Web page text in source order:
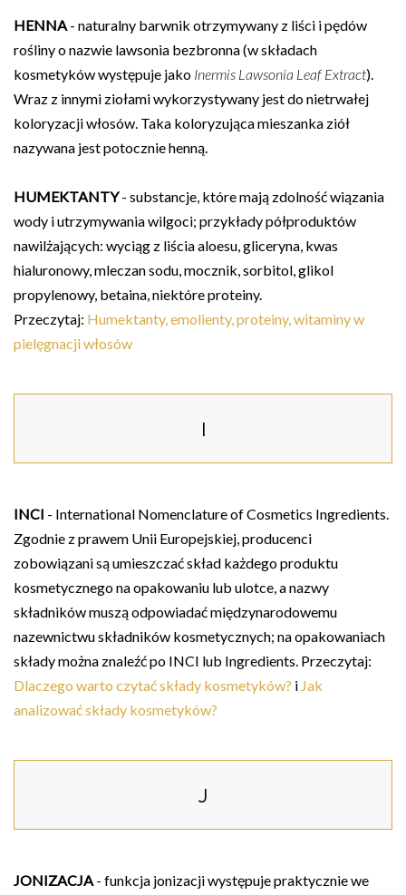
HENNA - naturalny barwnik otrzymywany z liści i pędów
rośliny o nazwie lawsonia bezbronna (w składach
kosmetyków występuje jako Inermis Lawsonia Leaf Extract).
Wraz z innymi ziołami wykorzystywany jest do nietrwałej
koloryzacji włosów. Taka koloryzująca mieszanka ziół
nazywana jest potocznie henną.
HUMEKTANTY- substancje, które mają zdolność wiązania
wody i utrzymywania wilgoci; przykłady półproduktów
nawilżających: wyciąg z liścia aloesu, gliceryna, kwas
hialuronowy, mleczan sodu, mocznik, sorbitol, glikol
propylenowy, betaina, niektóre proteiny.
Przeczytaj: Humektanty, emolienty, proteiny, witaminy w
pielęgnacji włosów
I
INCI - International Nomenclature of Cosmetics Ingredients.
Zgodnie z prawem Unii Europejskiej, producenci
zobowiązani są umieszczać skład każdego produktu
kosmetycznego na opakowaniu lub ulotce, a nazwy
składników muszą odpowiadać międzynarodowemu
nazewnictwu składników kosmetycznych; na opakowaniach
składy można znaleźć po INCI lub Ingredients. Przeczytaj:
Dlaczego warto czytać składy kosmetyków? i Jak
analizować składy kosmetyków?
J
JONIZACJA - funkcja jonizacji występuje praktycznie we